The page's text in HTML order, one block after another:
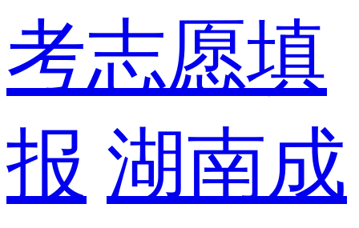
考志愿填
报 湖南成